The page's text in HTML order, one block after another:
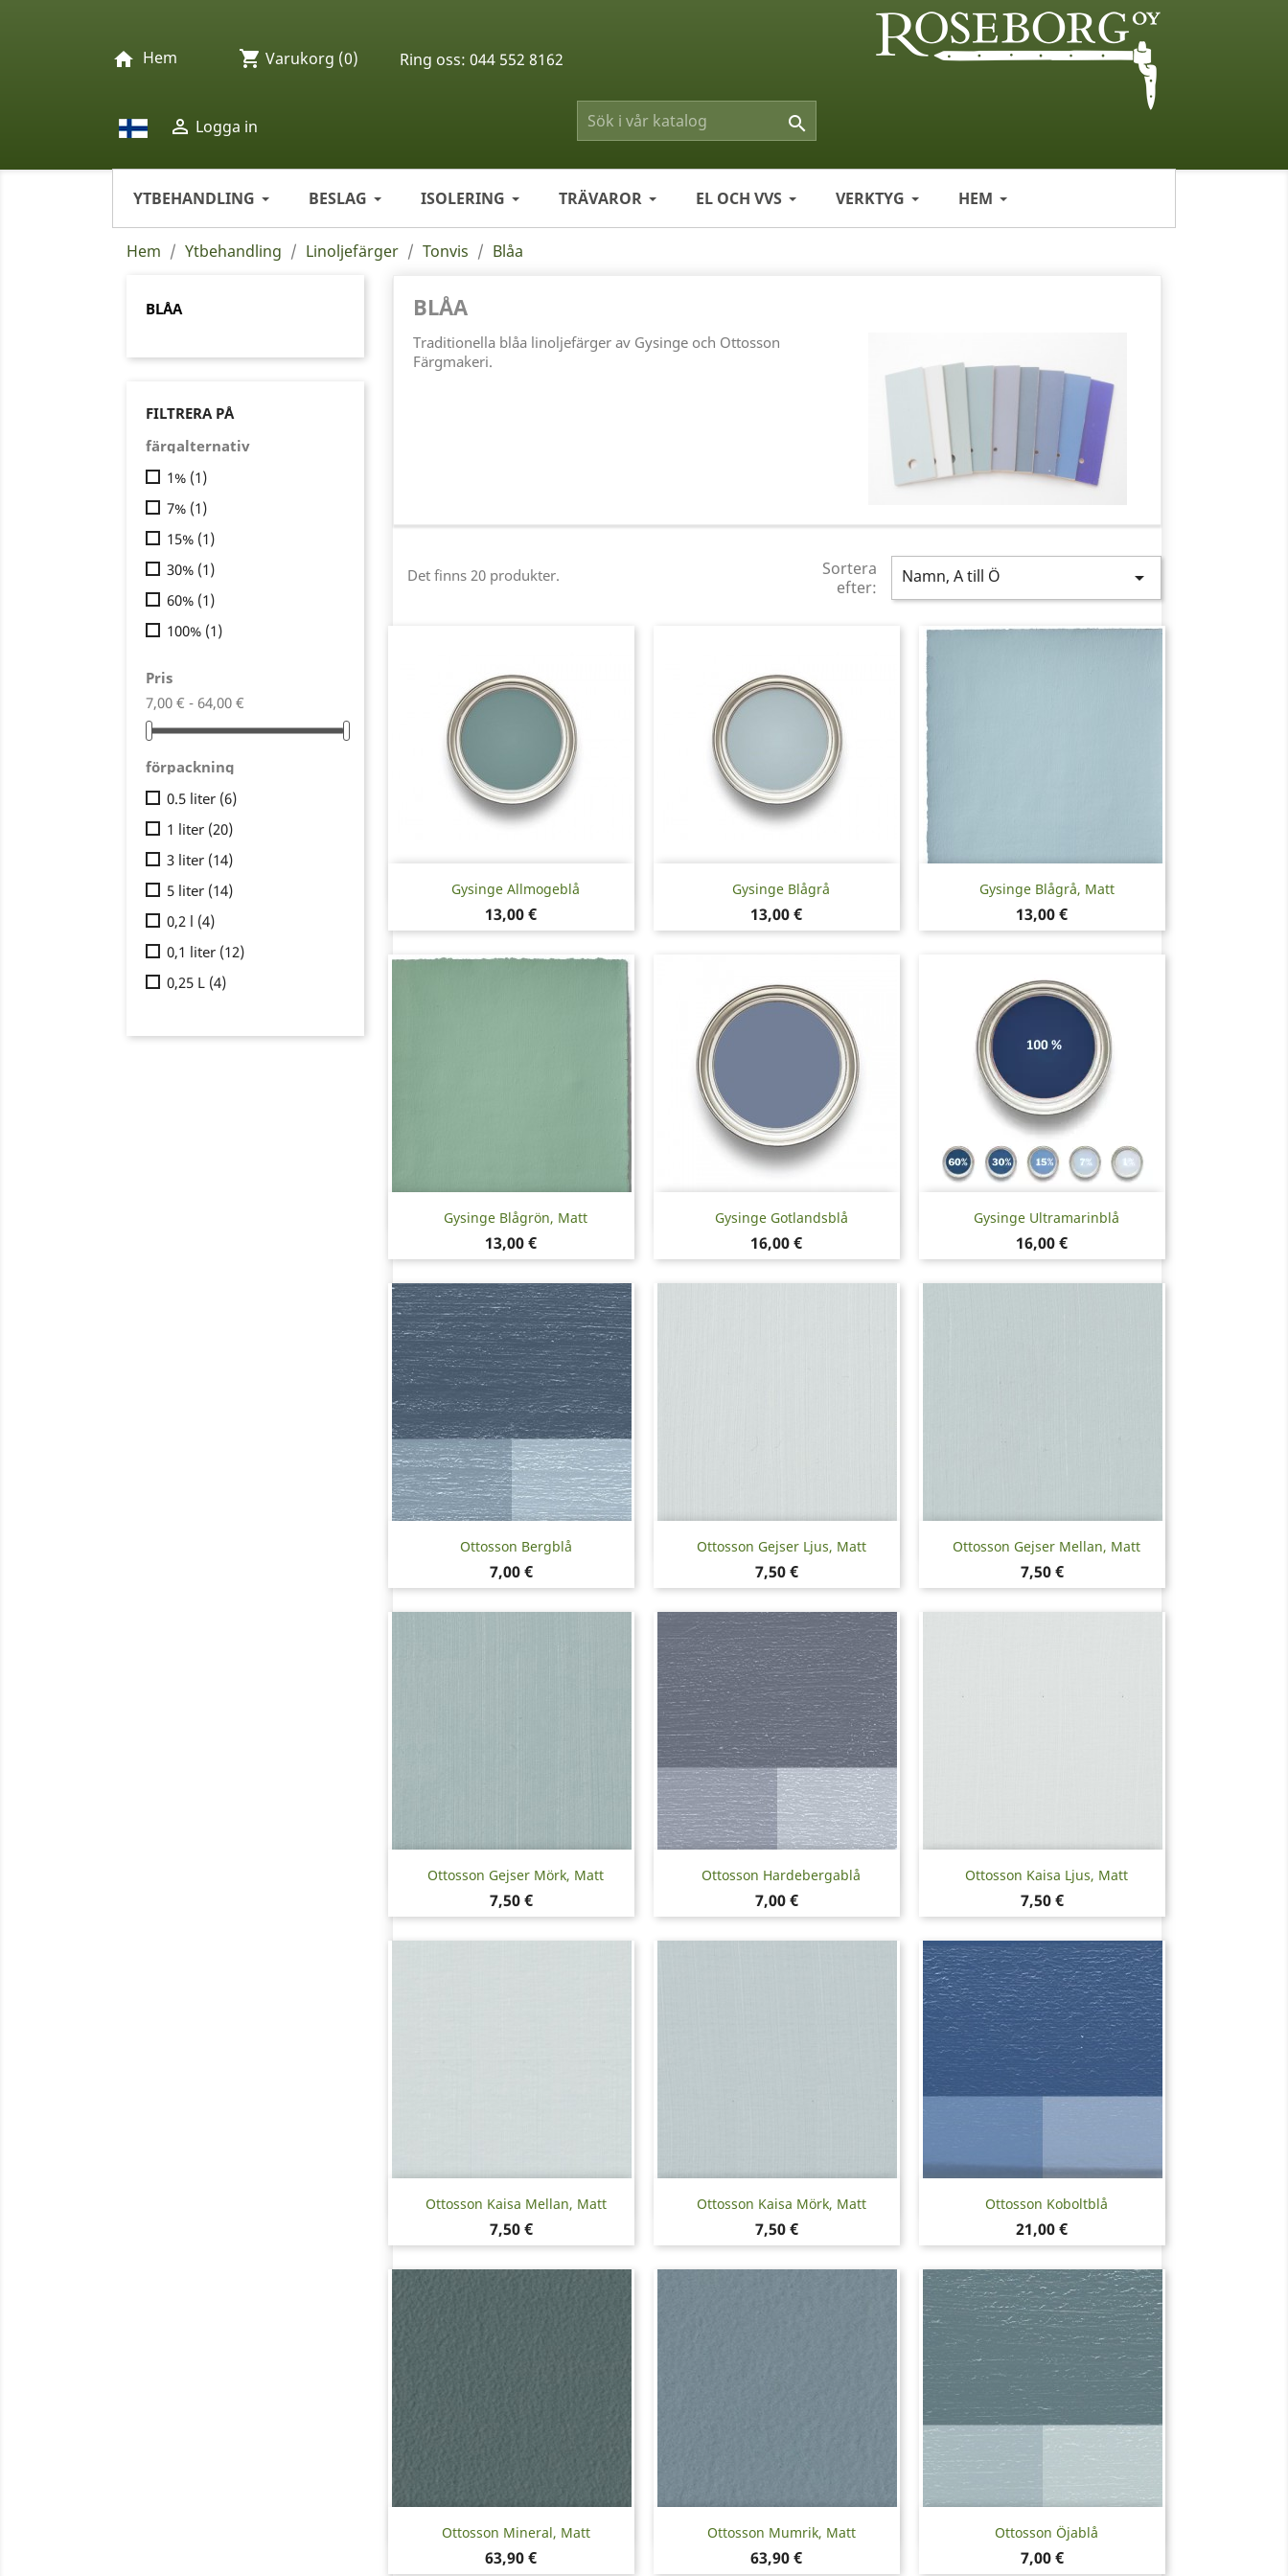

home Hem
 Logga in
shopping_cart Varukorg (0)
YTBEHANDLING BESLAG ISOLERING TRÄVAROR EL OCH VVS VERKTYG HEM
Ring oss: 044 552 8162
Hem Ytbehandling Linoljefärger Tonvis Blåa
BLÅA
FILTRERA PÅ
färgalternativ
1% (1)
7% (1)
15% (1)
30% (1)
60% (1)
100% (1)
Pris
7,00 € - 64,00 €
förpackning
0.5 liter (6)
1 liter (20)
3 liter (14)
5 liter (14)
0,2 l (4)
0,1 liter (12)
0,25 L (4)
BLÅA
Traditionella blåa linoljefärger av Gysinge och Ottosson
Färgmakeri.
Det finns 20 produkter.
Sortera
efter:
Namn, A till Ö 
Gysinge Allmogeblå
Pris
13,00 €
Snabbvy Gysinge Blågrå
Pris
13,00 €
Snabbvy Gysinge Blågrå, Matt
Pris
13,00 €
Snabbvy
Gysinge Blågrön, Matt
Pris
13,00 €
Snabbvy Gysinge Gotlandsblå
Pris
16,00 €
Snabbvy Gysinge Ultramarinblå
Pris
16,00 €
Snabbvy
Ottosson Bergblå
Pris
7,00 €
Snabbvy Ottosson Gejser Ljus, Matt
Pris
7,50 €
 Snabbvy Ottosson Gejser Mellan, Matt
Pris
7,50 €
Snabbvy
Ottosson Gejser Mörk, Matt
Pris
7,50 €
Snabbvy Ottosson Hardebergablå
Pris
7,00 €
Snabbvy Ottosson Kaisa Ljus, Matt
Pris
7,50 €
Snabbvy
Ottosson Kaisa Mellan, Matt
Pris
7,50 €
Snabbvy Ottosson Kaisa Mörk, Matt
Pris
7,50 €
 Snabbvy Ottosson Koboltblå
Pris
21,00 €
Snabbvy
Ottosson Mineral, Matt
Pris
63,90 €
Snabbvy Ottosson Mumrik, Matt
Pris
63,90 €
Snabbvy Ottosson Öjablå
Pris
7,00 €
Snabbvy